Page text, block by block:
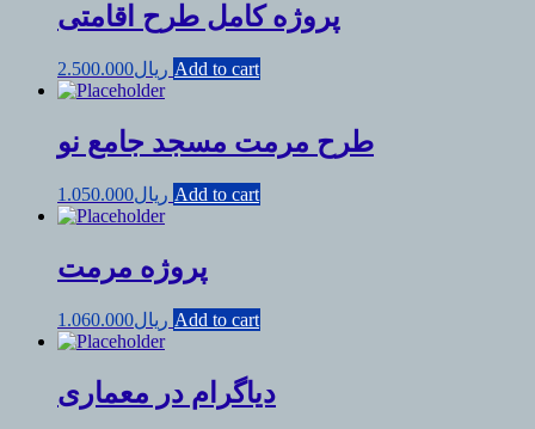
پروژه کامل طرح اقامتی
ریال2.500.000 Add to cart
طرح مرمت مسجد جامع نو
ریال1.050.000 Add to cart
پروژه مرمت
ریال1.060.000 Add to cart
دیاگرام در معماری